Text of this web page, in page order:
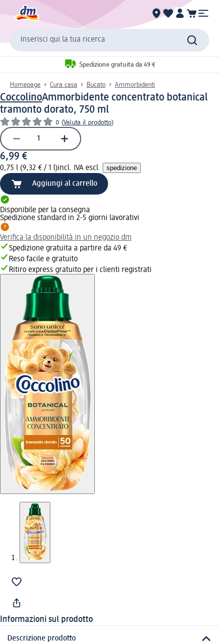
Inserisci qui la tua ricerca
Spedizione gratuita da 49 €
Homepage Cura casa Bucato Ammorbidenti
CoccolinoAmmorbidente concentrato botanical
tramonto dorato, 750 ml
0 (Valuta il prodotto)
6,99 €
0,75 l (9,32 € / 1 l)incl. IVA escl. spedizione
Aggiungi al carrello
Disponibile per la consegna
Spedizione standard in 2-5 giorni lavorativi
Verifica la disponibilità in un negozio dm
Spedizione gratuita a partire da 49 €
Reso facile e gratuito
Ritiro express gratuito per i clienti registrati
Informazioni sul prodotto
Descrizione prodotto